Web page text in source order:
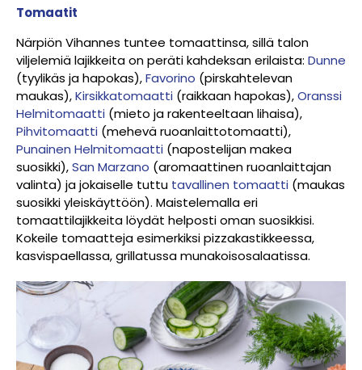
Tomaatit
Närpiön Vihannes tuntee tomaattinsa, sillä talon
viljelemiä lajikkeita on peräti kahdeksan erilaista: Dunne
(tyylikäs ja hapokas),Favorino (pirskahtelevan
maukas),Kirsikkatomaatti (raikkaan hapokas),Oranssi
Helmitomaatti (mieto ja rakenteeltaan lihaisa),
Pihvitomaatti (mehevä ruoanlaittotomaatti),
Punainen Helmitomaatti (napostelijan makea
suosikki),San Marzano (aromaattinen ruoanlaittajan
valinta) ja jokaiselle tuttu tavallinen tomaatti (maukas
suosikki yleiskäyttöön). Maistelemalla eri
tomaattilajikkeita löydät helposti oman suosikkisi.
Kokeile tomaatteja esimerkiksi pizzakastikkeessa,
kasvispaellassa, grillatussa munakoisosalaatissa.